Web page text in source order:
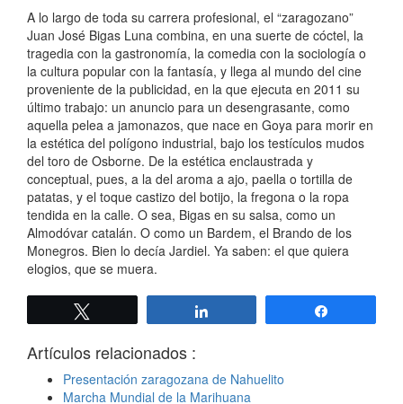
A lo largo de toda su carrera profesional, el “zaragozano”
Juan José Bigas Luna combina, en una suerte de cóctel, la
tragedia con la gastronomía, la comedia con la sociología o
la cultura popular con la fantasía, y llega al mundo del cine
proveniente de la publicidad, en la que ejecuta en 2011 su
último trabajo: un anuncio para un desengrasante, como
aquella pelea a jamonazos, que nace en Goya para morir en
la estética del polígono industrial, bajo los testículos mudos
del toro de Osborne. De la estética enclaustrada y
conceptual, pues, a la del aroma a ajo, paella o tortilla de
patatas, y el toque castizo del botijo, la fregona o la ropa
tendida en la calle. O sea, Bigas en su salsa, como un
Almodóvar catalán. O como un Bardem, el Brando de los
Monegros. Bien lo decía Jardiel. Ya saben: el que quiera
elogios, que se muera.
Artículos relacionados :
Presentación zaragozana de Nahuelito
Marcha Mundial de la Marihuana